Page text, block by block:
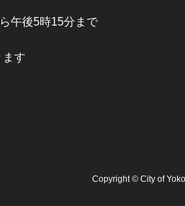
午後5時15分まで
す
Copyright © City of